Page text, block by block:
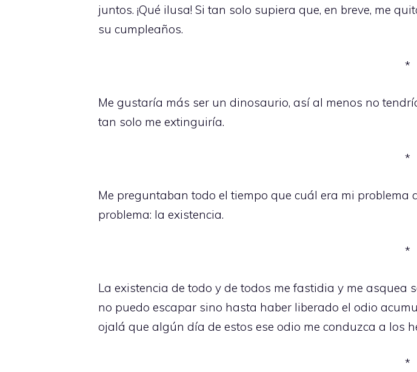
juntos. ¡Qué ilusa! Si tan solo supiera que, en breve, me
su cumpleaños.
*
Me gustaría más ser un dinosaurio, así al menos no
tan solo me extinguiría.
*
Me preguntaban todo el tiempo que cuál era mi problema
problema: la existencia.
*
La existencia de todo y de todos me fastidia y me asquea
no puedo escapar sino hasta haber liberado el odio
ojalá que algún día de estos ese odio me conduzca a los
*